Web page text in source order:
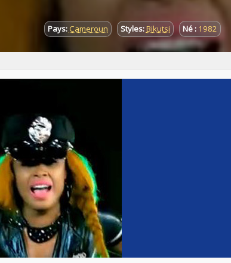
Pays:Cameroun Styles:Bikutsi Né : 1982